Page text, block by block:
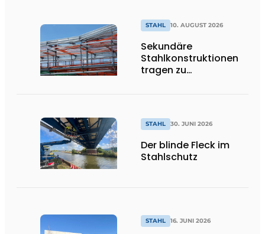
STAHL 10. AUGUST 2026
Sekundäre
Stahlkonstruktionen
tragen zu
STAHL 30. JUNI 2026
Der blinde Fleck im
Stahlschutz
STAHL 16. JUNI 2026